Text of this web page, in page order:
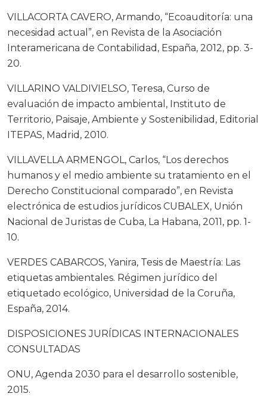
VILLACORTA CAVERO, Armando, “Ecoauditoría: una
necesidad actual”, en Revista de la Asociación
Interamericana de Contabilidad, España, 2012, pp. 3-
20.
VILLARINO VALDIVIELSO, Teresa, Curso de
evaluación de impacto ambiental, Instituto de
Territorio, Paisaje, Ambiente y Sostenibilidad, Editorial
ITEPAS, Madrid, 2010.
VILLAVELLA ARMENGOL, Carlos, “Los derechos
humanos y el medio ambiente su tratamiento en el
Derecho Constitucional comparado”, en Revista
electrónica de estudios jurídicos CUBALEX, Unión
Nacional de Juristas de Cuba, La Habana, 2011, pp. 1-
10.
VERDES CABARCOS, Yanira, Tesis de Maestría: Las
etiquetas ambientales. Régimen jurídico del
etiquetado ecológico, Universidad de la Coruña,
España, 2014.
DISPOSICIONES JURÍDICAS INTERNACIONALES
CONSULTADAS
ONU, Agenda 2030 para el desarrollo sostenible,
2015.